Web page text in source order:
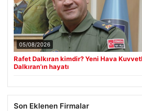
05/08/2026
Rafet Dalkıran kimdir? Yeni Hava
Dalkıran’ın hayatı
Son Eklenen Firmalar